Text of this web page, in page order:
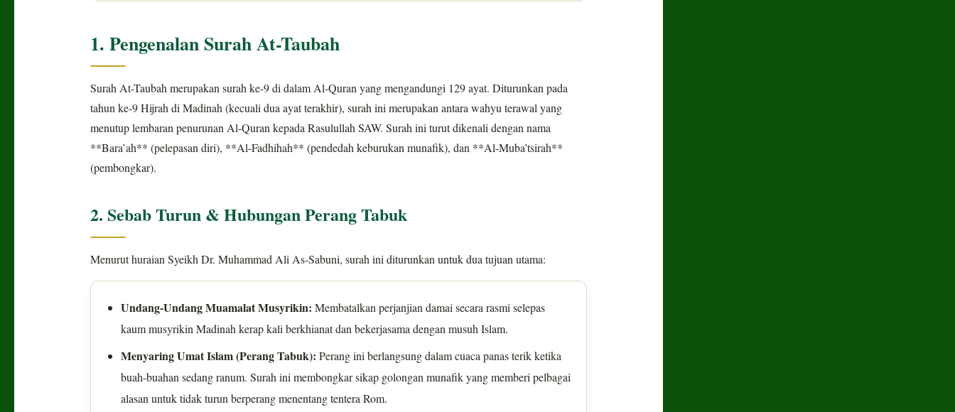
1. Pengenalan Surah At-Taubah
Surah At-Taubah merupakan surah ke-9 di dalam Al-Quran yang mengandungi 129 ayat. Diturunkan pada
tahun ke-9 Hijrah di Madinah (kecuali dua ayat terakhir), surah ini merupakan antara wahyu terawal yang
menutup lembaran penurunan Al-Quran kepada Rasulullah SAW. Surah ini turut dikenali dengan nama
**Bara’ah** (pelepasan diri), **Al-Fadhihah** (pendedah keburukan munafik), dan **Al-Muba’tsirah**
(pembongkar).
2. Sebab Turun & Hubungan Perang Tabuk
Menurut huraian Syeikh Dr. Muhammad Ali As-Sabuni, surah ini diturunkan untuk dua tujuan utama:
Undang-Undang Muamalat Musyrikin: Membatalkan perjanjian damai secara rasmi selepas
kaum musyrikin Madinah kerap kali berkhianat dan bekerjasama dengan musuh Islam.
Menyaring Umat Islam (Perang Tabuk): Perang ini berlangsung dalam cuaca panas terik ketika
buah-buahan sedang ranum. Surah ini membongkar sikap golongan munafik yang memberi pelbagai
alasan untuk tidak turun berperang menentang tentera Rom.